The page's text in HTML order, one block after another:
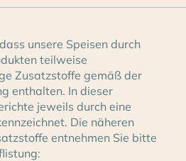
unsere Speisen durch
teilweise
Zusatzstoffe gemäß der
enthalten. In dieser
jeweils durch eine
Die näheren
entnehmen Sie bitte